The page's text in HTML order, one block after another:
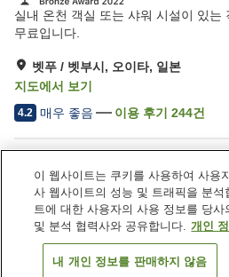
실내 온천 객실 또는 샤워 시설이 있는
무료입니다.
벳푸 / 벳부시, 오이타, 일본
지도에서 보기
4.2 매우 좋음 이용 후기 244건
주차장
스
레스토랑
자
일본 오이타
벳푸 / 벳부시
벳푸 간나와 온천 유노사토 하야마객실 보기
이 웹사이트는 쿠키를 사용하여 사용
사 웹사이트의 성능 및 트래픽을 분석
트에 대한 사용자의 사용 정보를 당사
및 분석 협력사와 공유합니다. 개인
내 개인 정보를 판매하지 않음